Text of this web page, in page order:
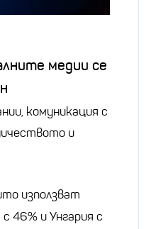
медии се
комуникация с
и
използват
46% и Унгария с